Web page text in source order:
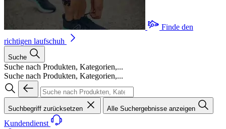
Finde den
richtigen laufschuh
Suche
Suche nach Produkten, Kategorien,...
Suche nach Produkten, Kategorien,...
Suchbegriff zurücksetzen Alle Suchergebnisse anzeigen
Kundendienst